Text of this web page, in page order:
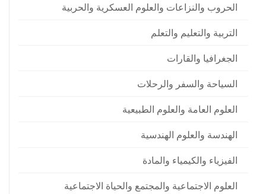
الحروب والنزاعات والعلوم العسكرية والحربية
التربية والتعليم والتعلم
الجغرافيا والقارات
السياحة والسفر والرحلات
العلوم العامة والعلوم الطبيعية
الهندسة والعلوم الهندسية
الفيزياء والكيمياء والمادة
العلوم الاجتماعية والمجتمع والحياة الاجتماعية